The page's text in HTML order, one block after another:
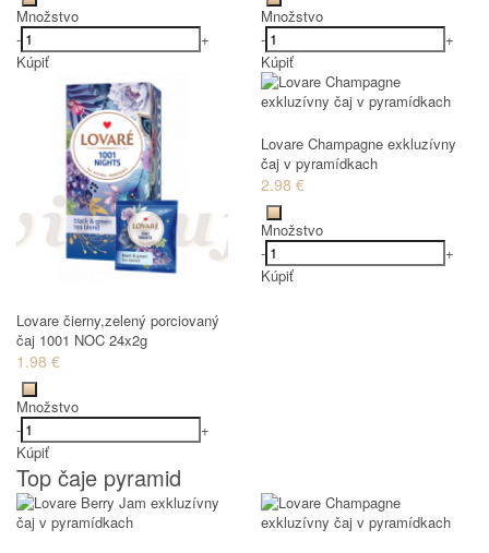
Množstvo
-
+
Kúpiť
Množstvo
-
+
Kúpiť
Lovare čierny,zelený porciovaný
čaj 1001 NOC 24x2g
1.98 €
Množstvo
-
+
Kúpiť
Lovare Champagne exkluzívny
čaj v pyramídkach
2.98 €
Množstvo
-
+
Kúpiť
Top čaje pyramid